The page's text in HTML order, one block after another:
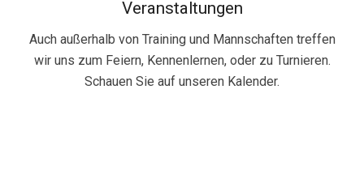
Veranstaltungen
Auch außerhalb von Training und Mannschaften treffen
wir uns zum Feiern, Kennenlernen, oder zu Turnieren.
Schauen Sie auf unseren Kalender.